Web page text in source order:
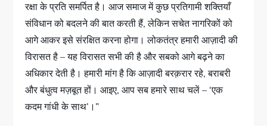
रक्षा के प्रति समर्पित है। आज समाज में कुछ प्रतिगामी शक्तियाँ
संविधान को बदलने की बात करती हैं, लेकिन सचेत नागरिकों को
आगे आकर इसे संरक्षित करना होगा। लोकतंत्र हमारी आज़ादी की
विरासत है – यह विरासत सभी की है और सबको आगे बढ़ने का
अधिकार देती है। हमारी मांग है कि आज़ादी बरक़रार रहे, बराबरी
और बंधुत्व मज़बूत हों। आइए, आप सब हमारे साथ चलें – ‘एक
कदम गांधी के साथ’।”